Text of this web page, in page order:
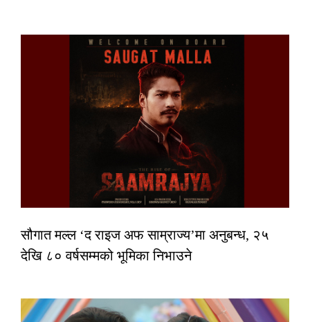
सौगात मल्ल ‘द राइज अफ साम्राज्य’मा अनुबन्ध, २५
देखि ८० वर्षसम्मको भूमिका निभाउने